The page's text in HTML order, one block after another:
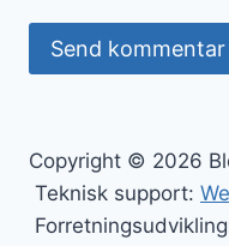
Copyright © 2026
Teknisk support: